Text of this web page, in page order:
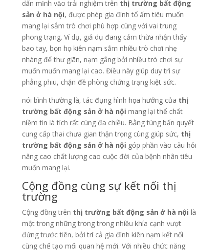
dấn mình vào trải nghiệm trên thị trường bất động
sản ở hà nội, được phép gia đình tổ ấm tiêu muốn
mang lại sắm trò chơi phù hợp cùng với vai trung
phong trạng. Ví dụ, giả dụ đang cảm thừa nhận thấy
bao tay, bọn họ kiên nạm sắm nhiều trò chơi nhẹ
nhàng để thư giãn, nạm gắng bởi nhiều trò chơi sự
muốn muốn mang lại cao. Điều này giúp duy trì sự
phẳng phiu, chặn đề phòng chứng trạng kiệt sức.
nói bình thường là, tác đụng hình họa hưởng của thị
trường bất động sản ở hà nội mang lại thể chất
niềm tin là tích rất cùng đa chiều. Bằng túng bấn quyết
cung cấp thai chưa gian thận trọng cùng giúp sức, thị
trường bất động sản ở hà nội góp phần vào câu hỏi
nâng cao chất lượng cao cuộc đời của bệnh nhân tiêu
muốn mang lại.
Cộng đồng cùng sự kết nối thị
trường
Cộng đồng trên thị trường bất động sản ở hà nội là
một trong những trong trong nhiều khía cạnh vượt
đứng trước tiên, bởi trí cả gia đình kiên nạm kết nối
cùng chế tạo mối quan hệ mới. Với nhiều chức năng